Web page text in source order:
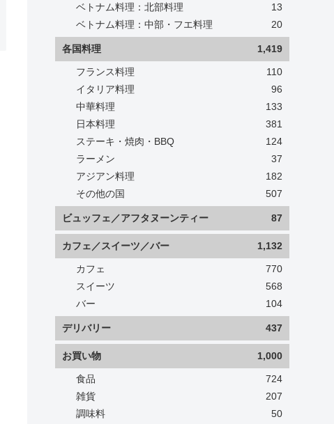
ベトナム料理：北部料理
13
ベトナム料理：中部・フエ料理
20
各国料理 1,419
フランス料理
110
イタリア料理
96
中華料理
133
日本料理
381
ステーキ・焼肉・BBQ
124
ラーメン
37
アジアン料理
182
その他の国
507
ビュッフェ／アフタヌーンティー 87
カフェ／スイーツ／バー 1,132
カフェ
770
スイーツ
568
バー
104
デリバリー 437
お買い物 1,000
食品
724
雑貨
207
調味料
50